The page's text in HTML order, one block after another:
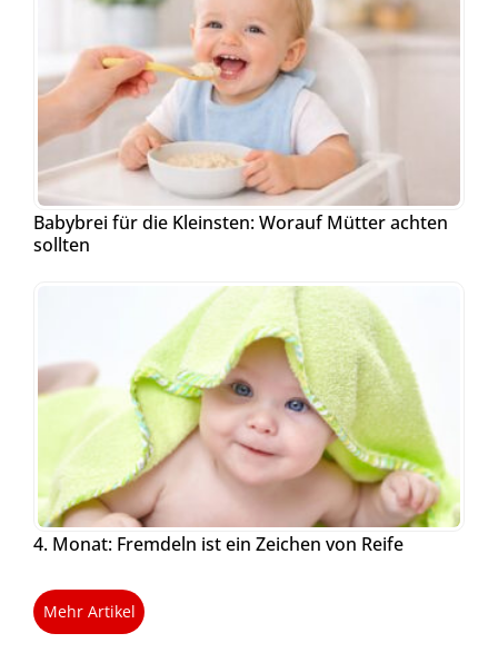
Babybrei für die Kleinsten: Worauf Mütter achten
sollten
4. Monat: Fremdeln ist ein Zeichen von Reife
Mehr Artikel